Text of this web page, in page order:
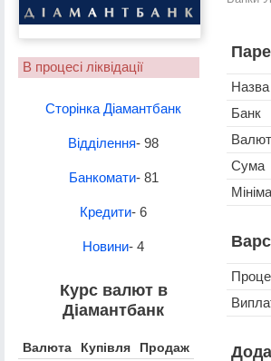
В процесі ліквідації
Сторінка Діамантбанк
Відділення- 98
Банкомати- 81
Кредити- 6
Новини- 4
Курс валют в
Діамантбанк
Валюта Купівля Продаж
Назва
Банк
Сума